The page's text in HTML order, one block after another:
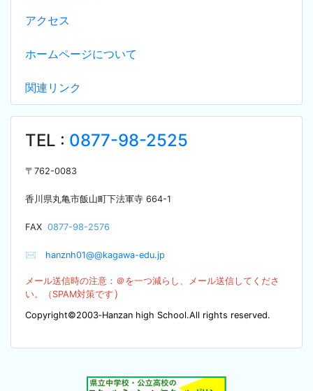
アクセス
ホームページについて
関連リンク
TEL : 0877-98-2525
〒 762-0083
香川県丸亀市飯山町下法軍寺 664-1
FAX 0877-98-2576
✉ hanznh01@@kagawa-edu.jp
メール送信時の注意：＠を一つ減らし、メール送信してくださ
い。（SPAM対策です ）
Copyright©2003‐Hanzan high School.All rights reserved.